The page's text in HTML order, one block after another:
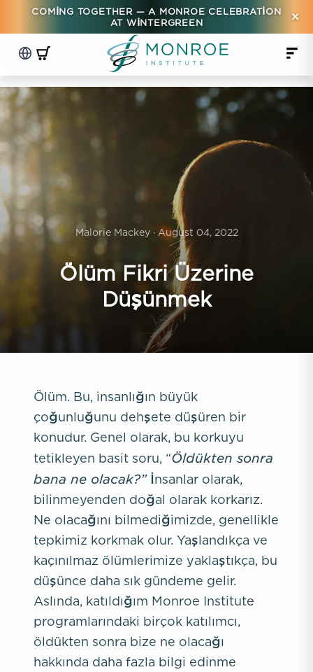
COMING TOGETHER — A MONROE CELEBRATION
AT WINTERGREEN
×
Malorie Mackey · August 04, 2022
Ölüm Fikri Üzerine
Düşünmek
Ölüm. Bu, insanlığın büyük
çoğunluğunu dehşete düşüren bir
konudur. Genel olarak, bu korkuyu
tetikleyen basit soru, “Öldükten sonra
bana ne olacak?”İnsanlar olarak,
bilinmeyenden doğal olarak korkarız.
Ne olacağını bilmediğimizde, genellikle
tepkimiz korkmak olur. Yaşlandıkça ve
kaçınılmaz ölümlerimize yaklaştıkça, bu
düşünce daha sık gündeme gelir.
Aslında, katıldığım Monroe Institute
programlarındaki birçok katılımcı,
öldükten sonra bize ne olacağı
hakkında daha fazla bilgi edinme